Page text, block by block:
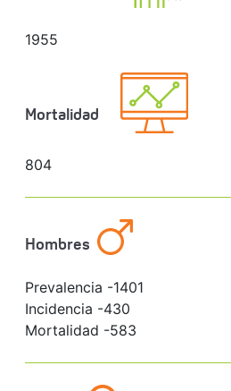
1955
Mortalidad
804
Hombres
Prevalencia -1401
Incidencia -430
Mortalidad -583